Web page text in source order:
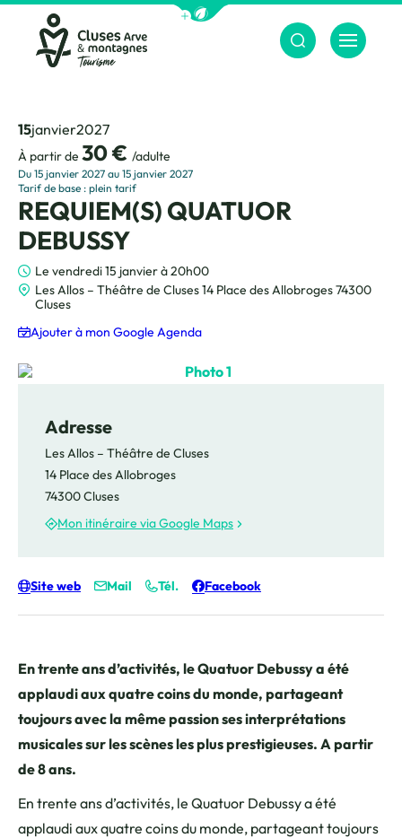
Afficher la barre de navigation du
Menu
15janvier2027
À partir de 30 € /adulte
Du 15 janvier 2027 au 15 janvier 2027
Tarif de base : plein tarif
REQUIEM(S) QUATUOR
DEBUSSY
Le vendredi 15 janvier à 20h00
Les Allos – Théâtre de Cluses 14 Place des Allobroges 74300
Cluses
Ajouter à mon Google Agenda
En trente ans d’activités, le Quatuor Debussy a été
applaudi aux quatre coins du monde, partageant
toujours avec la même passion ses interprétations
musicales sur les scènes les plus prestigieuses. A partir
de 8 ans.
En trente ans d’activités, le Quatuor Debussy a été
applaudi aux quatre coins du monde, partageant toujours
Adresse
Les Allos – Théâtre de Cluses
14 Place des Allobroges
74300 Cluses
Mon itinéraire via Google Maps
Site web Mail Tél. Facebook